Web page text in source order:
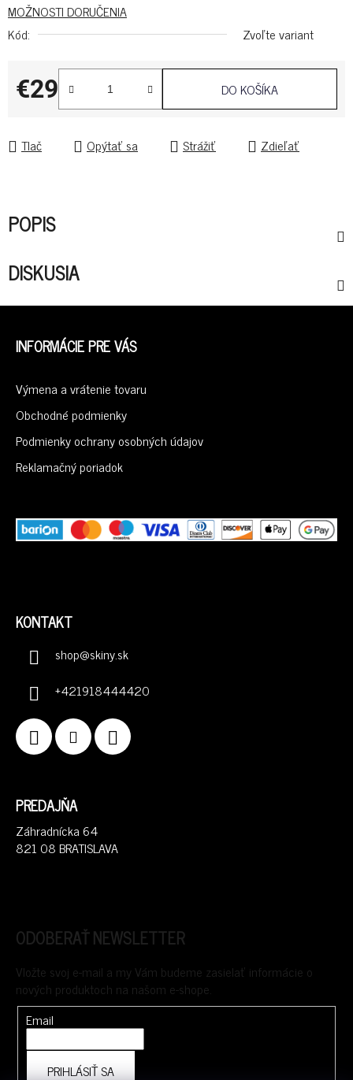
MOŽNOSTI DORUČENIA
Kód:
Zvoľte variant
€29
Jednotková cena:
DO KOŠÍKA
Tlač Opýtať sa Strážiť Zdieľať
POPIS
DISKUSIA
Z
INFORMÁCIE PRE VÁS
Výmena a vrátenie tovaru
Obchodné podmienky
Podmienky ochrany osobných údajov
Reklamačný poriadok
KONTAKT
shop@skiny.sk
+421918444420
PREDAJŇA
Záhradnícka 64
821 08 BRATISLAVA
ODOBERAŤ NEWSLETTER
Vložte svoj e-mail a my Vám budeme zasielať informácie o
nových produktoch na našom e-shope.
Email
PRIHLÁSIŤ SA